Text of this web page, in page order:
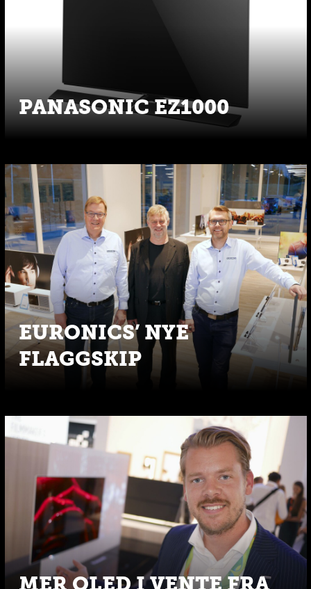
PANASONIC EZ1000
EURONICS’ NYE
FLAGGSKIP